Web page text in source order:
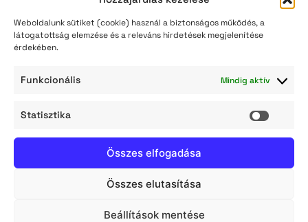
Weboldalunk sütiket (cookie) használ a biztonságos működés, a
látogatottság elemzése és a releváns hirdetések megjelenítése
érdekében.
Funkcionális Mindig aktív
Statisztika
Összes elfogadása
Összes elutasítása
Beállítások mentése
Vitéz Szathmári József u. 2-6.
56/429-598
56/425-889